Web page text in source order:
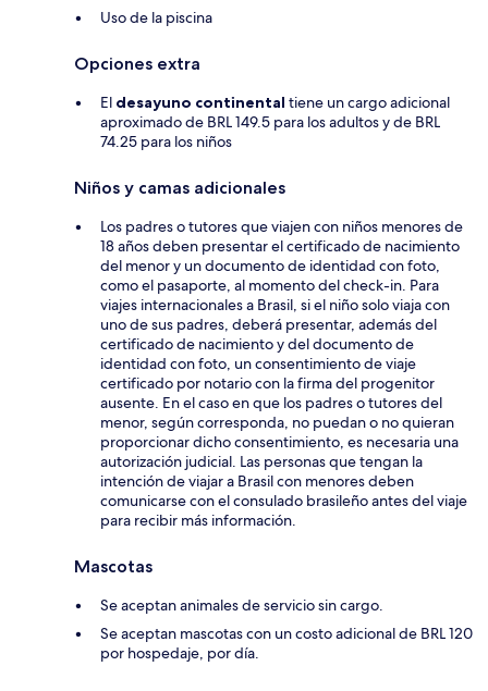
Uso de la piscina
Opciones extra
El desayuno continental tiene un cargo adicional
aproximado de BRL 149.5 para los adultos y de BRL
74.25 para los niños
Niños y camas adicionales
Los padres o tutores que viajen con niños menores de
18 años deben presentar el certificado de nacimiento
del menor y un documento de identidad con foto,
como el pasaporte, al momento del check-in. Para
viajes internacionales a Brasil, si el niño solo viaja con
uno de sus padres, deberá presentar, además del
certificado de nacimiento y del documento de
identidad con foto, un consentimiento de viaje
certificado por notario con la firma del progenitor
ausente. En el caso en que los padres o tutores del
menor, según corresponda, no puedan o no quieran
proporcionar dicho consentimiento, es necesaria una
autorización judicial. Las personas que tengan la
intención de viajar a Brasil con menores deben
comunicarse con el consulado brasileño antes del viaje
para recibir más información.
Mascotas
Se aceptan animales de servicio sin cargo.
Se aceptan mascotas con un costo adicional de BRL 120
por hospedaje, por día.